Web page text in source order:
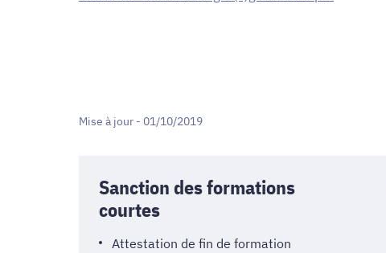
Mise à jour - 01/10/2019
Sanction des formations
courtes
Attestation de fin de formation